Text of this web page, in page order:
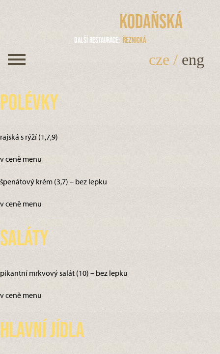
Kodaňská
Další restaurace Řeznická
cze / eng
Polévky
rajská s rýží (1,7,9)
v ceně menu
špenátový krém (3,7) – bez lepku
v ceně menu
Saláty
pikantní mrkvový salát (10) – bez lepku
v ceně menu
Hlavní jídla